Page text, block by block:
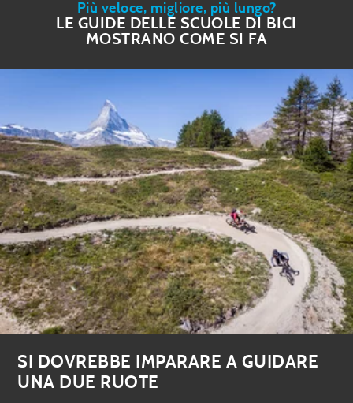
Più veloce, migliore, più lungo?
LE GUIDE DELLE SCUOLE DI BICI
MOSTRANO COME SI FA
SI DOVREBBE IMPARARE A GUIDARE
UNA DUE RUOTE